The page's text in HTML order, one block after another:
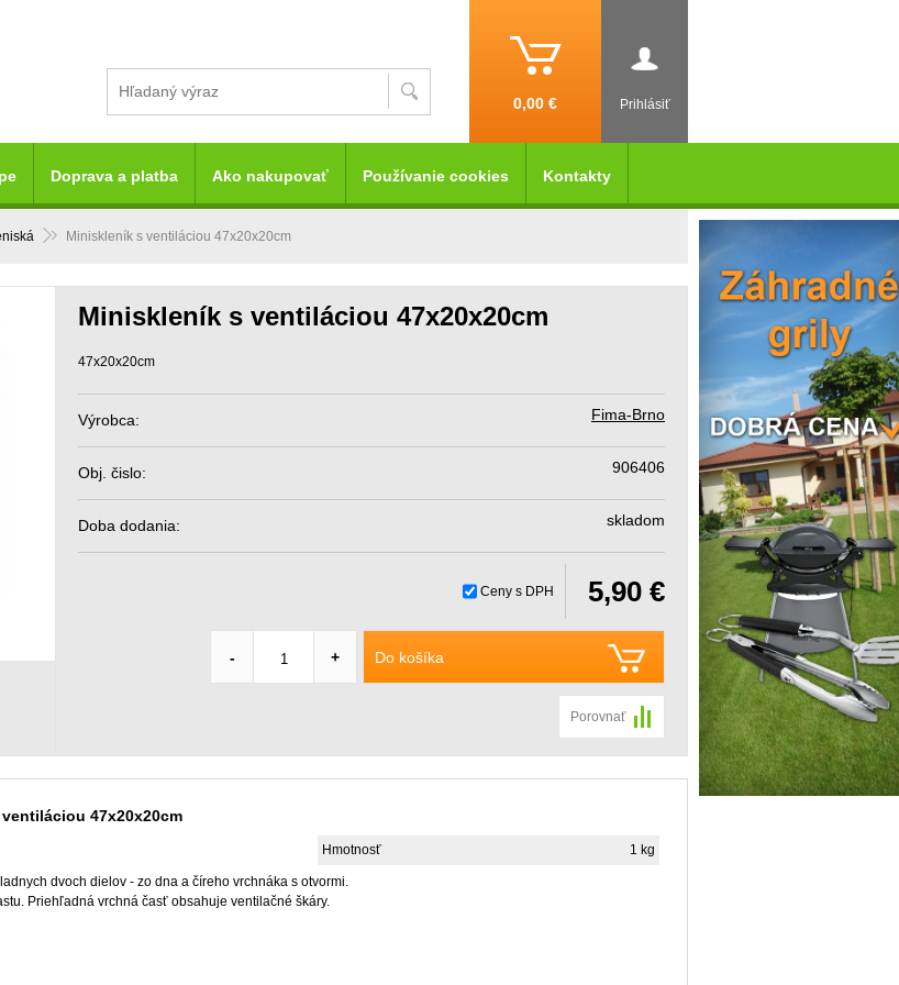
Prihlásiť
0,00 €
Miniskleník s ventiláciou 47x20x20cm
Miniskleník s ventiláciou 47x20x20cm
47x20x20cm
Výrobca: Fima-Brno
Obj. čislo: 906406
Doba dodania: skladom
Ceny s DPH 5,90 €
Do košíka
- +
Porovnať
47x20x20cm
Hmotnosť 1 kg
dvoch dielov - zo dna a číreho vrchnáka s otvormi.
Priehľadná vrchná časť obsahuje ventilačné škáry.
Doprava a platba Ako nakupovať Používanie cookies Kontakty